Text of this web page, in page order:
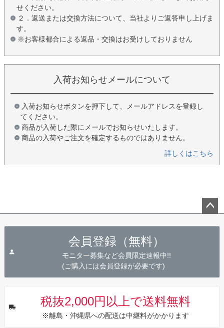
せください。
２．返送または交換方法について、当社よりご返答申し上げま
す。
※お客様都合による返品・交換はお受けしておりません
入荷お知らせメールについて
入荷お知らせボタンを押下して、メールアドレスを登録し
てください。
商品が入荷した際にメールでお知らせいたします。
商品の入荷やご注文を確定するものではありません。
詳しくはこちら
会員登録（無料）
モニター募集など会員限定速報中!!
(ご購入には会員登録が必要です)
税抜2,000円以上で送料無料
※離島・沖縄県への配送は中継料がかかります